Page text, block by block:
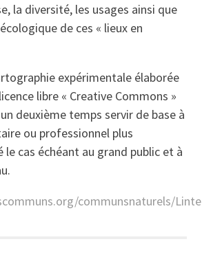
la diversité, les usages ainsi que
de ces « lieux en
expérimentale élaborée
libre « Creative Commons »
deuxième temps servir de base à
ou professionnel plus
cas échéant au grand public et à
communsnaturels/